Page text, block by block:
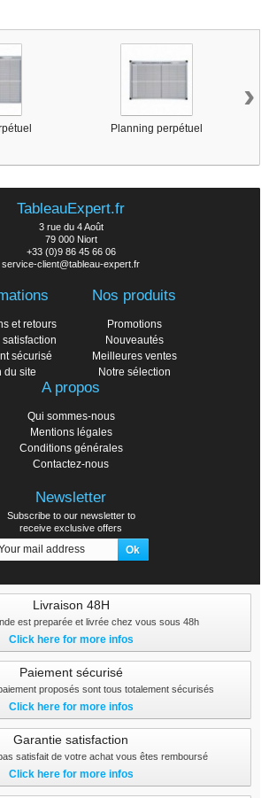
Planning perpétuel
›
TableauExpert.fr
3 rue du 4 Août
79 000 Niort
+33 (0)9 86 45 66 06
service-client@tableau-expert.fr
et retours
sécurisé
du site
Nos produits
Promotions
Nouveautés
Meilleures ventes
Notre sélection
A propos
Qui sommes-nous
Mentions légales
Conditions générales
Contactez-nous
Newsletter
Subscribe to our newsletter to
receive exclusive offers
Livraison 48H
est preparée et livrée chez vous sous 48h
Click here for more infos
Paiement sécurisé
proposés sont tous totalement sécurisés
Click here for more infos
Garantie satisfaction
satisfait de votre achat vous êtes remboursé
Click here for more infos